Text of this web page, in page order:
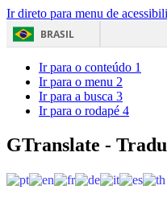
Ir direto para menu de
BRASIL
Ir para o conteúdo 1
Ir para o menu 2
Ir para a busca 3
Ir para o rodapé 4
GTranslate -